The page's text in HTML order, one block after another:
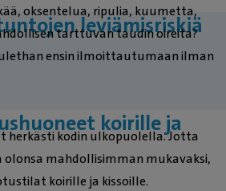
leviämisriskiä
oksentelua, ripulia, kuumetta,
tarttuvan taudin oireita?
ensin ilmoittautumaan ilman
koirille ja
herkästi kodin ulkopuolella. Jotta
olonsa mahdollisimman mukavaksi,
koirille ja kissoille.